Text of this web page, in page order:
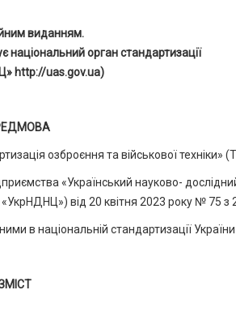
виданням.
орган стандартизації
http://uas.gov.ua)
озброєння та військової техніки»
«Український науково-
«УкрНДНЦ») від 20 квітня 2023 року № 75 з
в національній стандартизації України